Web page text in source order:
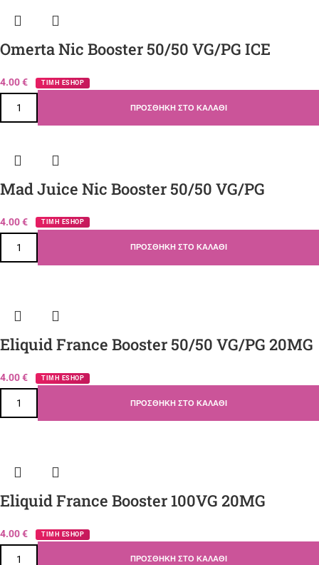
Omerta Nic Booster 50/50 VG/PG ICE
4.00€ ΤΙΜΗ ESHOP
ΠΡΟΣΘΉΚΗ ΣΤΟ ΚΑΛΆΘΙ
Mad Juice Nic Booster 50/50 VG/PG
4.00€ ΤΙΜΗ ESHOP
ΠΡΟΣΘΉΚΗ ΣΤΟ ΚΑΛΆΘΙ
Eliquid France Booster 50/50 VG/PG 20MG
4.00€ ΤΙΜΗ ESHOP
ΠΡΟΣΘΉΚΗ ΣΤΟ ΚΑΛΆΘΙ
Eliquid France Booster 100VG 20MG
4.00€ ΤΙΜΗ ESHOP
ΠΡΟΣΘΉΚΗ ΣΤΟ ΚΑΛΆΘΙ